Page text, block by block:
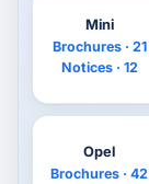
Mini
Brochures · 21
Notices · 12
Opel
Brochures · 42